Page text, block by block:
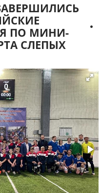
ПО МИНИ-
СЛЕПЫХ